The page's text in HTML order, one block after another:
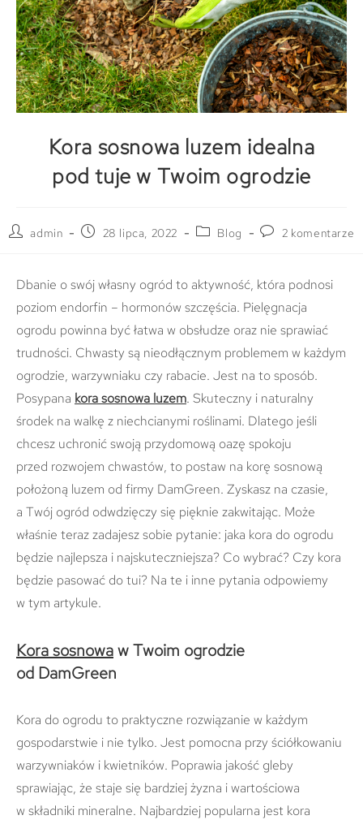
Kora sosnowa luzem idealna
pod tuje w Twoim ogrodzie
admin 28 lipca, 2022 Blog 2 komentarze
Dbanie o swój własny ogród to aktywność, która podnosi
poziom endorfin – hormonów szczęścia. Pielęgnacja
ogrodu powinna być łatwa w obsłudze oraz nie sprawiać
trudności. Chwasty są nieodłącznym problemem w każdym
ogrodzie, warzywniaku czy rabacie. Jest na to sposób.
Posypana kora sosnowa luzem. Skuteczny i naturalny
środek na walkę z niechcianymi roślinami. Dlatego jeśli
chcesz uchronić swoją przydomową oazę spokoju
przed rozwojem chwastów, to postaw na korę sosnową
położoną luzem od firmy DamGreen. Zyskasz na czasie,
a Twój ogród odwdzięczy się pięknie zakwitając. Może
właśnie teraz zadajesz sobie pytanie: jaka kora do ogrodu
będzie najlepsza i najskuteczniejsza? Co wybrać? Czy kora
będzie pasować do tui? Na te i inne pytania odpowiemy
w tym artykule.
Kora sosnowaw Twoim ogrodzie
od DamGreen
Kora do ogrodu to praktyczne rozwiązanie w każdym
gospodarstwie i nie tylko. Jest pomocna przy ściółkowaniu
warzywniaków i kwietników. Poprawia jakość gleby
sprawiając, że staje się bardziej żyzna i wartościowa
w składniki mineralne. Najbardziej popularna jest kora